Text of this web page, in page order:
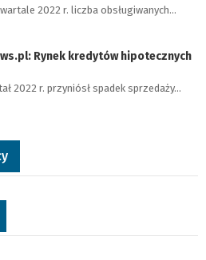
2022 r. liczba obsługiwanych…
Rynek kredytów hipotecznych
2022 r. przyniósł spadek sprzedaży…